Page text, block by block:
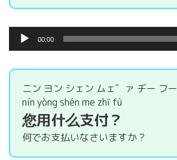
レ
00:00
ニン ヨン シェン ムェ゛ァ ヂー フー
nín yòng shén me zhī fù
您用什么支付？
何でお支払いなさいますか？